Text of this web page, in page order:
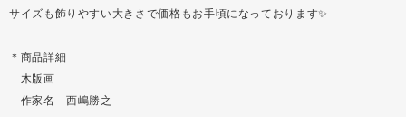
サイズも飾りやすい大きさで価格もお手頃になっております✨
＊商品詳細
木版画
作家名 西嶋勝之